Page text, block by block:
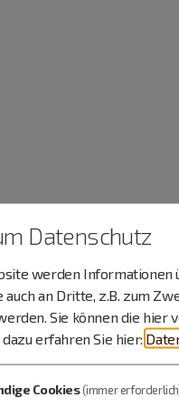
Datenschutz
werden
auch an Dritte, z.B. zum
Sie können die hier
erfahren Sie hier:
Cookies(immer